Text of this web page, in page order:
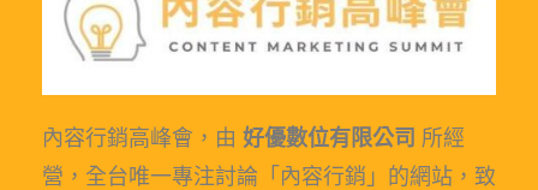
內容行銷高峰會，由 好優數位有限公司 所經
營，全台唯一專注討論「內容行銷」的網站，致